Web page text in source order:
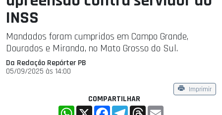
INSS
Mandados foram cumpridos em Campo Grande,
Dourados e Miranda, no Mato Grosso do Sul.
Da Redação Repórter PB
05/09/2025 às 14:00
Imprimir
COMPARTILHAR
WhatsApp
X FacebookTelegramThreads